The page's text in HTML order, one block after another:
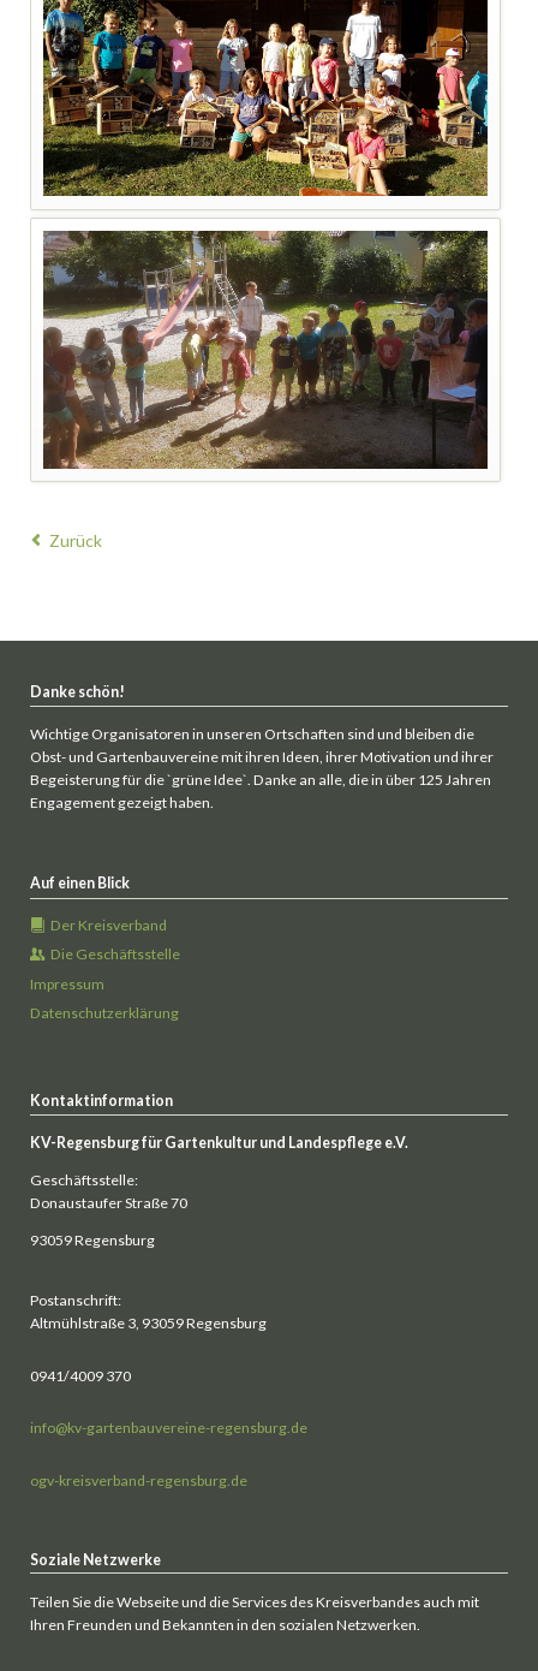
Zurück
Danke schön!
Wichtige Organisatoren in unseren Ortschaften sind und bleiben die
Obst- und Gartenbauvereine mit ihren Ideen, ihrer Motivation und ihrer
Begeisterung für die `grüne Idee`. Danke an alle, die in über 125 Jahren
Engagement gezeigt haben.
Auf einen Blick
Der Kreisverband
Die Geschäftsstelle
Impressum
Datenschutzerklärung
Kontaktinformation
KV-Regensburg für Gartenkultur und Landespflege e.V.
Geschäftsstelle:
Donaustaufer Straße 70
93059 Regensburg
Postanschrift:
Altmühlstraße 3, 93059 Regensburg
0941/4009 370
info@kv-gartenbauvereine-regensburg.de
ogv-kreisverband-regensburg.de
Soziale Netzwerke
Teilen Sie die Webseite und die Services des Kreisverbandes auch mit
Ihren Freunden und Bekannten in den sozialen Netzwerken.